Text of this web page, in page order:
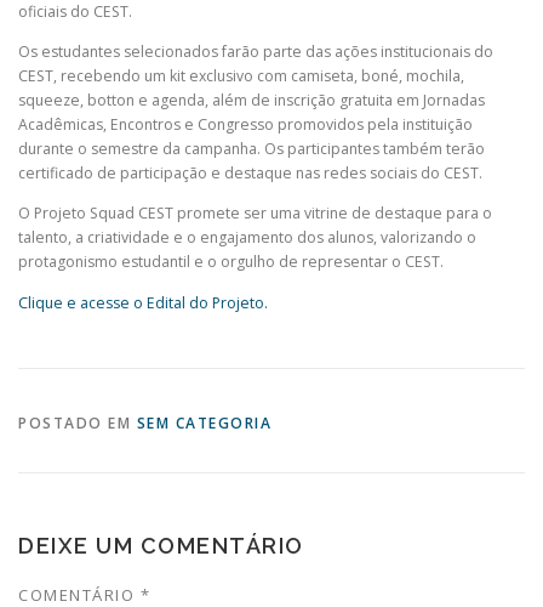
oficiais do CEST.
Os estudantes selecionados farão parte das ações institucionais do
CEST, recebendo um kit exclusivo com camiseta, boné, mochila,
squeeze, botton e agenda, além de inscrição gratuita em Jornadas
Acadêmicas, Encontros e Congresso promovidos pela instituição
durante o semestre da campanha. Os participantes também terão
certificado de participação e destaque nas redes sociais do CEST.
O Projeto Squad CEST promete ser uma vitrine de destaque para o
talento, a criatividade e o engajamento dos alunos, valorizando o
protagonismo estudantil e o orgulho de representar o CEST.
Clique e acesse o Edital do Projeto.
POSTADO EM SEM CATEGORIA
DEIXE UM COMENTÁRIO
COMENTÁRIO *